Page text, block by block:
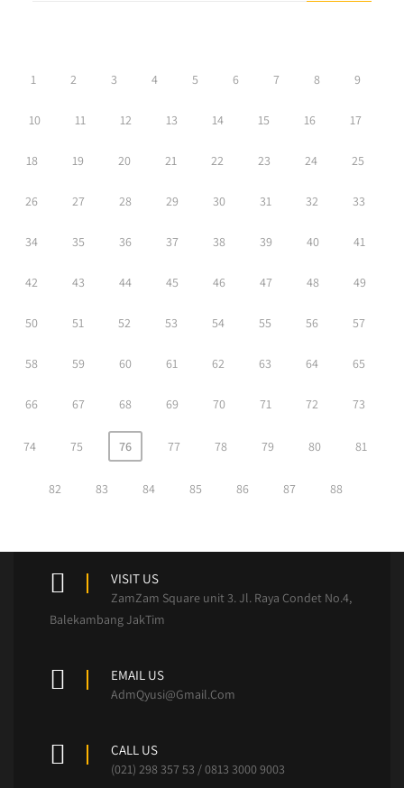
1 2 3 4 5 6 7 8 9
10 11 12 13 14 15 16 17
18 19 20 21 22 23 24 25
26 27 28 29 30 31 32 33
34 35 36 37 38 39 40 41
42 43 44 45 46 47 48 49
50 51 52 53 54 55 56 57
58 59 60 61 62 63 64 65
66 67 68 69 70 71 72 73
74 75 76 77 78 79 80 81
82 83 84 85 86 87 88
VISIT US
ZamZam Square unit 3. Jl. Raya Condet No.4,
Balekambang JakTim
EMAIL US
AdmQyusi@Gmail.Com
CALL US
(021) 298 357 53 / 0813 3000 9003